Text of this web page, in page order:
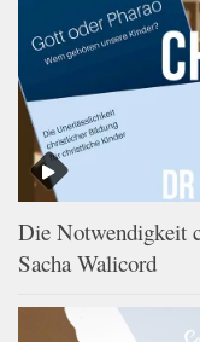
Die Notwendigkeit
Sacha Walicord